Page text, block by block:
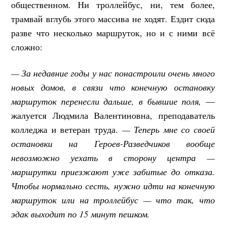
общественном. Ни троллейбус, ни, тем более,
трамвай вглубь этого массива не ходят. Ездит сюда
разве что несколько маршруток, но и с ними всё
сложно:
— За недавние годы у нас понастроили очень много
новых домов, в связи что конечную остановку
маршруток перенесли дальше, в бывшие поля, —
жалуется Людмила Валентиновна, преподаватель
колледжа и ветеран труда. — Теперь мне со своей
остановки на Героев-Разведчиков вообще
невозможно уехать в сторону центра —
маршрутки приезжают уже забитые до отказа.
Чтобы нормально сесть, нужно идти на конечную
маршруток или на троллейбус — что так, что
эдак выходит по 15 минут пешком.